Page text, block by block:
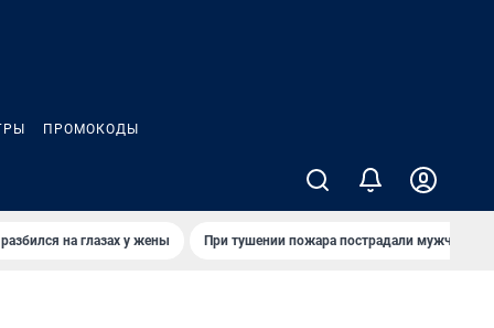
ПРОМОКОДЫ
на глазах у жены При тушении пожара пострадали мужчины